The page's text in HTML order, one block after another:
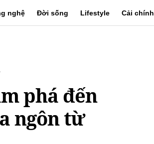
nghệ Đời sống Lifestyle Cải chính
phá đến
ngôn từ